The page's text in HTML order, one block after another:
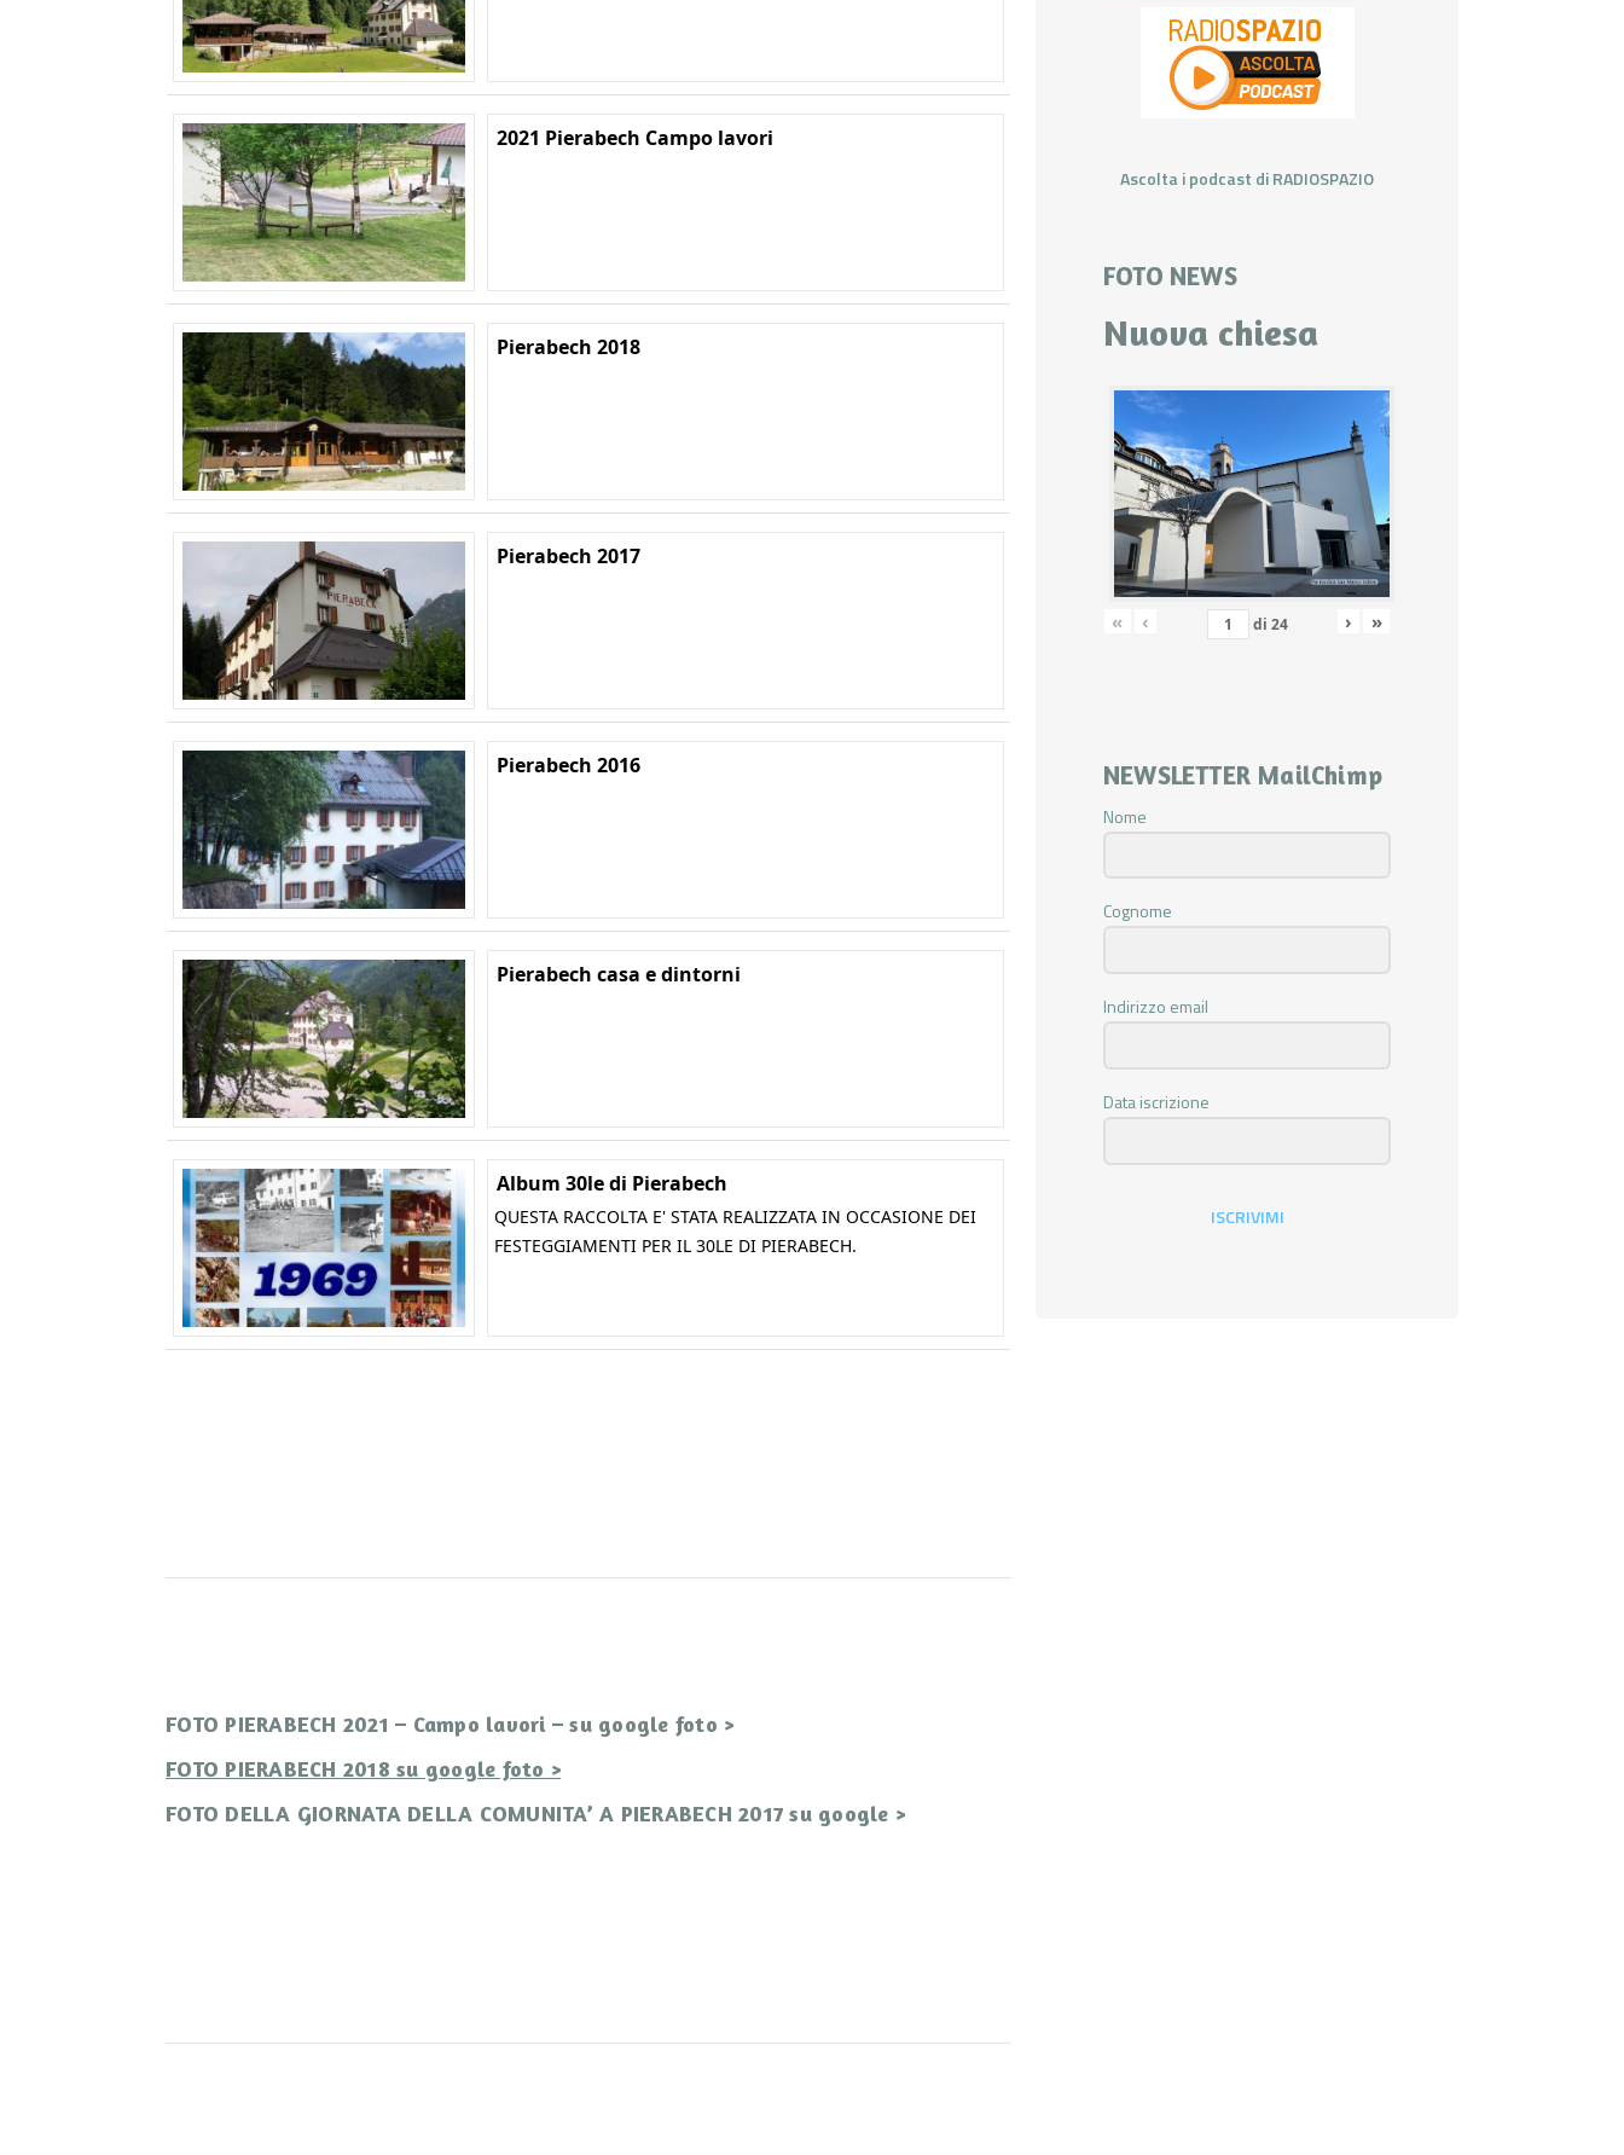
2021 Pierabech Campo lavori
Pierabech 2018
Pierabech 2017
Pierabech 2016
Pierabech casa e dintorni
Album 30le di Pierabech
QUESTA RACCOLTA E' STATA REALIZZATA IN OCCASIONE DEI
FESTEGGIAMENTI PER IL 30LE DI PIERABECH.
FOTO PIERABECH 2021 – Campo lavori – su google foto >
FOTO PIERABECH 2018 su google foto >
FOTO DELLA GIORNATA DELLA COMUNITA’ A PIERABECH 2017 su google >
Ascolta i podcast di RADIOSPAZIO
FOTO NEWS
Nuova chiesa
« ‹ di 24 › »
NEWSLETTER MailChimp
Nome
Cognome
Indirizzo email
Data iscrizione
ISCRIVIMI